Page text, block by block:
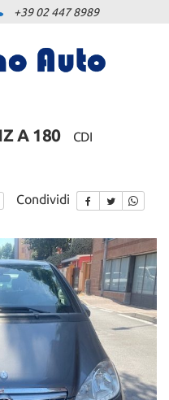
+39 02 447 8989
A 180
CDI
Condividi